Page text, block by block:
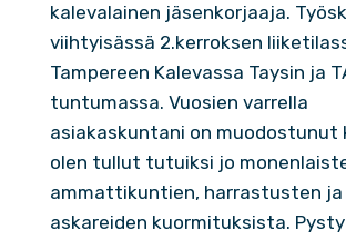
kalevalainen jäsenkorjaaja.
viihtyisässä 2.kerroksen
Tampereen Kalevassa Taysin ja
tuntumassa. Vuosien varrella
asiakaskuntani on muodostunut
olen tullut tutuiksi jo
ammattikuntien, harrastusten ja
askareiden kuormituksista.